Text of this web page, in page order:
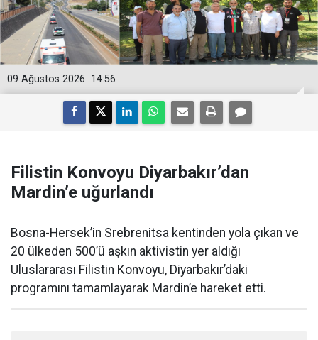
14:56
09 Ağustos 2026
Filistin Konvoyu Diyarbakır’dan
Mardin’e uğurlandı
Bosna-Hersek’in Srebrenitsa kentinden yola çıkan ve
20 ülkeden 500’ü aşkın aktivistin yer aldığı
Uluslararası Filistin Konvoyu, Diyarbakır’daki
programını tamamlayarak Mardin’e hareket etti.